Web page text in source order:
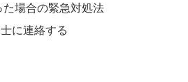
場合の緊急対処法
に連絡する